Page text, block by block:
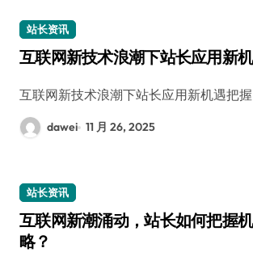
站长资讯
互联网新技术浪潮下站长应用新
互联网新技术浪潮下站长应用新机遇把握
dawei 11 月 26, 2025
站长资讯
互联网新潮涌动，站长如何把握
略？